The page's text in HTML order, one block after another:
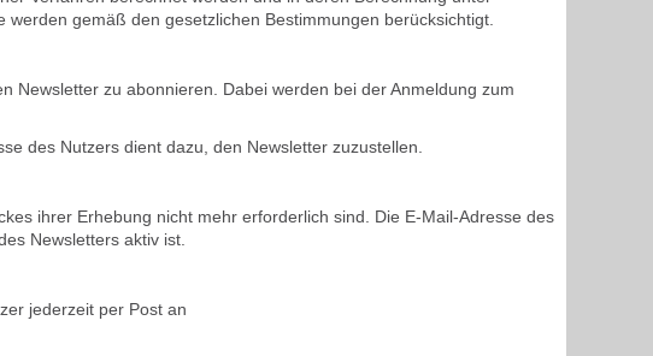
gemäß den gesetzlichen Bestimmungen berücksichtigt.
Newsletter zu abonnieren. Dabei werden bei der Anmeldung zum
des Nutzers dient dazu, den Newsletter zuzustellen.
ihrer Erhebung nicht mehr erforderlich sind. Die E-Mail-Adresse des
Newsletters aktiv ist.
jederzeit per Post an